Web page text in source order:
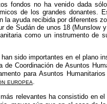
fondos no ha venido dada
de los grandes donantes.
la ayuda recibida por diferentes
de Sudán de unos 18 (Munslow
como un instrumento de
sido importantes en el plano
de Coordinación de Asuntos
para Asuntos
europea.
relevantes ha consistido en